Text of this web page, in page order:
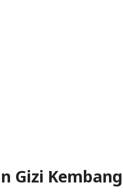
Gizi